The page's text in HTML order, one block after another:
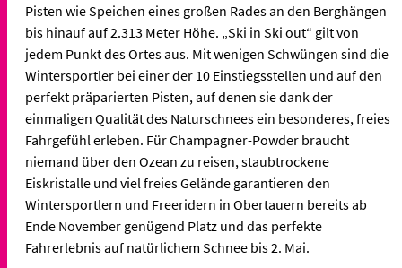
Pisten wie Speichen eines großen Rades an den Berghängen
bis hinauf auf 2.313 Meter Höhe. „Ski in Ski out“ gilt von
jedem Punkt des Ortes aus. Mit wenigen Schwüngen sind die
Wintersportler bei einer der 10 Einstiegsstellen und auf den
perfekt präparierten Pisten, auf denen sie dank der
einmaligen Qualität des Naturschnees ein besonderes, freies
Fahrgefühl erleben. Für Champagner-Powder braucht
niemand über den Ozean zu reisen, staubtrockene
Eiskristalle und viel freies Gelände garantieren den
Wintersportlern und Freeridern in Obertauern bereits ab
Ende November genügend Platz und das perfekte
Fahrerlebnis auf natürlichem Schnee bis 2. Mai.